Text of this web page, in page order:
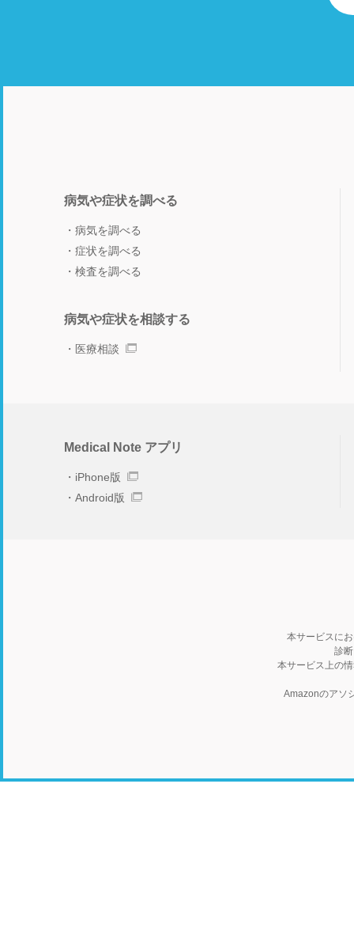
病気や症状を調べる
病気を調べる
症状を調べる
検査を調べる
病気や症状を相談する
医療相談
Medical Note アプリ
iPhone版
Android版
本サービスに
診
本サービス上の
Amazonのアソ